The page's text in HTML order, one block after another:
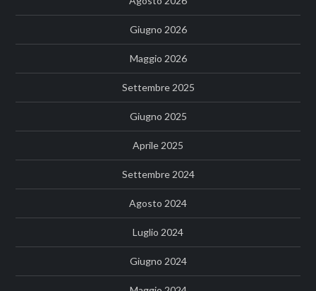
Giugno 2026
Maggio 2026
Settembre 2025
Giugno 2025
Aprile 2025
Settembre 2024
Agosto 2024
Luglio 2024
Giugno 2024